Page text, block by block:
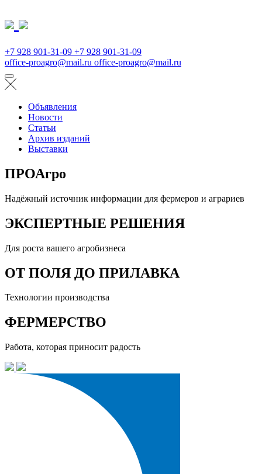
+7 928 901-31-09 +7 928 901-31-09
office-proagro@mail.ru office-proagro@mail.ru
Объявления
Новости
Статьи
Архив изданий
Выставки
ПРОАгро
Надёжный источник информации для фермеров и аграриев
ЭКСПЕРТНЫЕ РЕШЕНИЯ
Для роста вашего агробизнеса
ОТ ПОЛЯ ДО ПРИЛАВКА
Технологии производства
ФЕРМЕРСТВО
Работа, которая приносит радость